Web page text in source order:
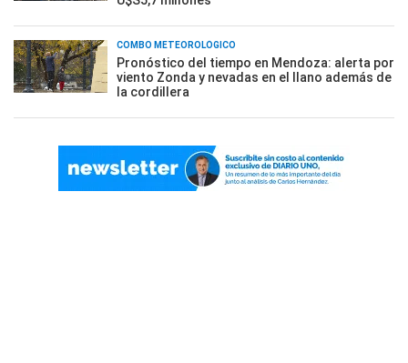
COMBO METEOROLÓGICO
Pronóstico del tiempo en Mendoza: alerta por
viento Zonda y nevadas en el llano además de
la cordillera